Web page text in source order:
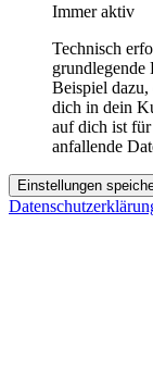
Immer aktiv
Technisch
grundlegende
Beispiel dazu,
dich in dein
auf dich ist
anfallende
Einstellungen